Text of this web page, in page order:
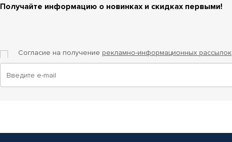
Получайте информацию о новинках и скидках первыми!
Согласие на получение рекламно-информационных рассылок